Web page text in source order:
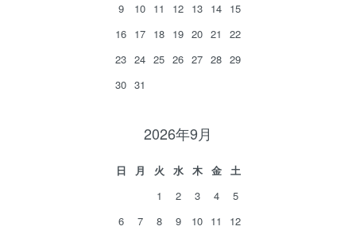
9
10 11 12 13 14 15
16 17 18 19 20 21
22
23 24 25 26 27 28 29
30 31
2026年9月
日 月 火 水 木 金
土
1
2 3 4
5
6
7 8 9 10 11
12